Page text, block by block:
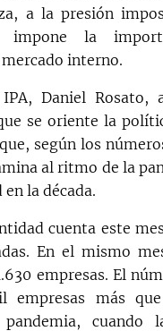
a la presión
impone la
interno.
Daniel Rosato,
se oriente la
según los
al ritmo de la
la década.
cuenta este
En el mismo
empresas. El
empresas más
cuando